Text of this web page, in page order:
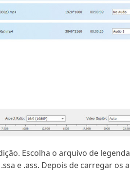
Escolha o arquivo de
e .ass. Depois de carregar os